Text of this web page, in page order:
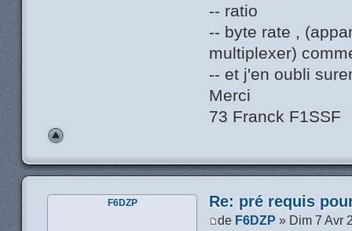
-- ratio
-- byte rate ,
multiplexer)
-- et j'en oubli
Merci
73 Franck F1SSF
Re: pré requis
de F6DZP » Dim 7 Avr
F6DZP